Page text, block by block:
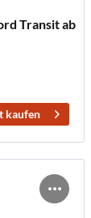
Transit ab
kaufen